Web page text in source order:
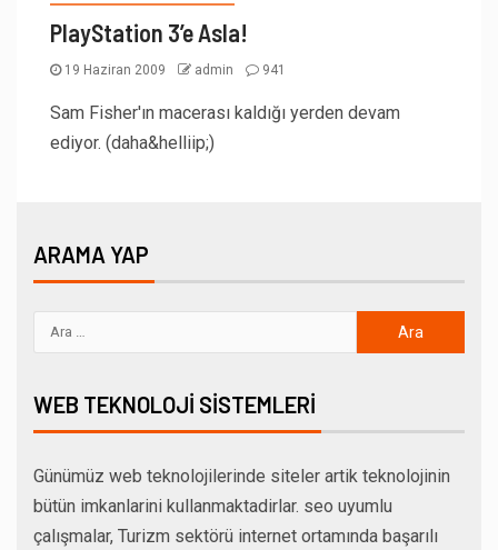
PlayStation 3’e Asla!
19 Haziran 2009 admin 941
Sam Fisher'ın macerası kaldığı yerden devam
ediyor. (daha&helliip;)
ARAMA YAP
WEB TEKNOLOJI SISTEMLERI
Günümüz web teknolojilerinde siteler artik teknolojinin
bütün imkanlarini kullanmaktadirlar. seo uyumlu
çalışmalar, Turizm sektörü internet ortamında başarılı